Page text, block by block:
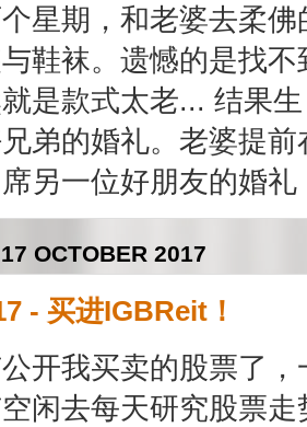
星期，和老婆去柔
鞋袜。遗憾的是找
是款式太老... 结果
弟的婚礼。老婆提
另一位好朋友的婚
OCTOBER 2017
- 买进IGBReit！
开我买卖的股票了
闲去每天研究股票